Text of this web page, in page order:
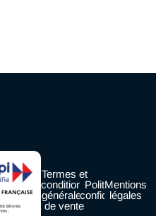
Termes et
conditions
générales
de vente
Politique de
confidentialité
Mentions
légales